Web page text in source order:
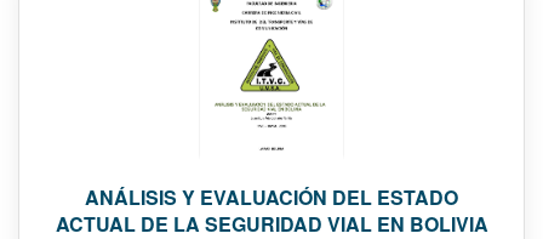
ANÁLISIS Y EVALUACIÓN DEL ESTADO
ACTUAL DE LA SEGURIDAD VIAL EN BOLIVIA